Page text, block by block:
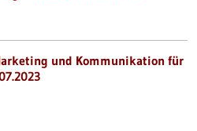
und Kommunikation für